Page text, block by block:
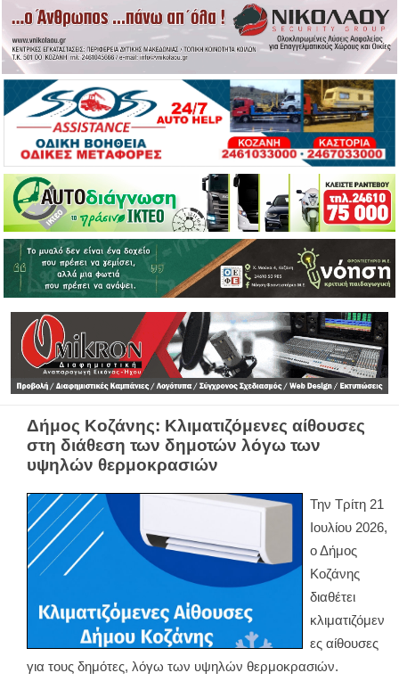
Δήμος Κοζάνης: Κλιματιζόμενες αίθουσες
στη διάθεση των δημοτών λόγω των
υψηλών θερμοκρασιών
Την Τρίτη 21
Ιουλίου 2026,
ο Δήμος
Κοζάνης
διαθέτει
κλιματιζόμεν
ες αίθουσες
για τους δημότες, λόγω των υψηλών θερμοκρασιών.